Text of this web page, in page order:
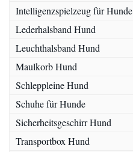
Intelligenzspielzeug für Hunde
Lederhalsband Hund
Leuchthalsband Hund
Maulkorb Hund
Schleppleine Hund
Schuhe für Hunde
Sicherheitsgeschirr Hund
Transportbox Hund